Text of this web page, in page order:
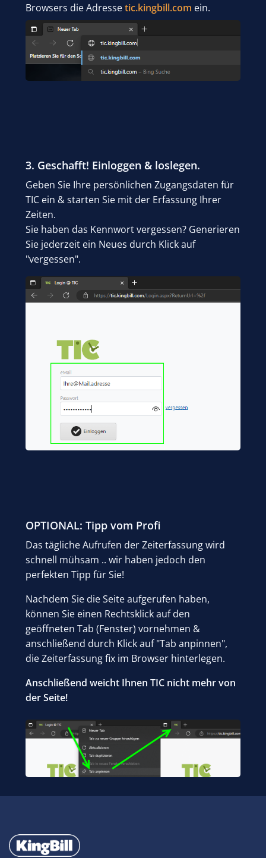
Browsers die Adressetic.kingbill.com ein.
3. Geschafft! Einloggen & loslegen.
Geben Sie Ihre persönlichen Zugangsdaten für
TIC ein & starten Sie mit der Erfassung Ihrer
Zeiten.
Sie haben das Kennwort vergessen? Generieren
Sie jederzeit ein Neues durch Klick auf
"vergessen".
OPTIONAL: Tipp vom Profi
Das tägliche Aufrufen der Zeiterfassung wird
schnell mühsam .. wir haben jedoch den
perfekten Tipp für Sie!
Nachdem Sie die Seite aufgerufen haben,
können Sie einen Rechtsklick auf den
geöffneten Tab (Fenster) vornehmen &
anschließend durch Klick auf "Tab anpinnen",
die Zeiterfassung fix im Browser hinterlegen.
Anschließend weicht Ihnen TIC nicht mehr von
der Seite!